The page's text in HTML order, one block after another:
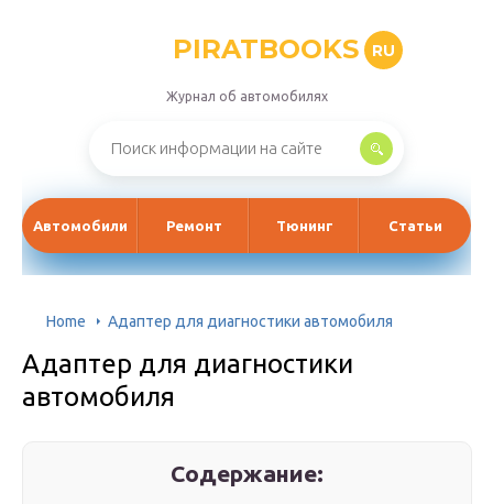
PIRATBOOKS RU
Журнал об автомобилях
Автомобили Ремонт Тюнинг Статьи
Home Адаптер для диагностики автомобиля
Адаптер для диагностики
автомобиля
Содержание: